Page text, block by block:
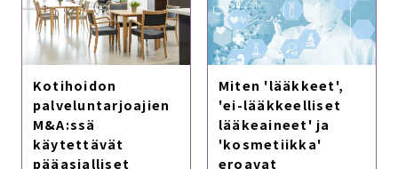
Kotihoidon
palveluntarjoajien
M&A:ssä
käytettävät
pääasialliset
Miten 'lääkkeet',
'ei-lääkkeelliset
lääkeaineet' ja
'kosmetiikka'
eroavat